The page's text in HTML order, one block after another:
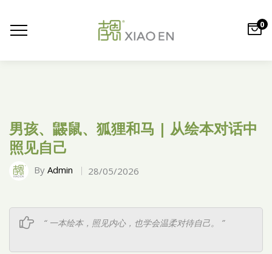
0
男孩、鼹鼠、狐狸和马 | 从绘本对话中
照见自己
By Admin 28/05/2026
“ 一本绘本，照见内心，也学会温柔对待自己。 ”